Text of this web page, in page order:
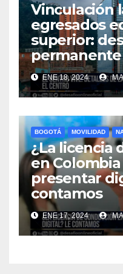
Vinculación
egresados
superior:
permanente
ENE 18, 2024
BOGOTÁ MOVILIDAD
¿La licencia
en
presentar
contamos
ENE 17, 2024